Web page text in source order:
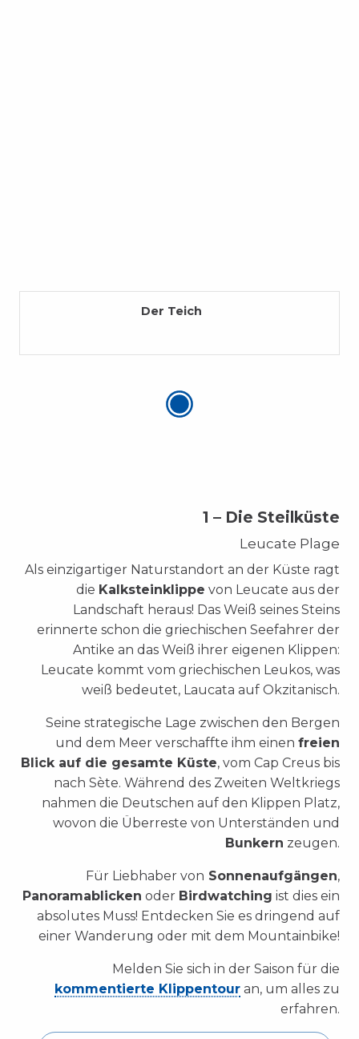
Der Teich
1 – Die Steilküste
Leucate Plage
Als einzigartiger Naturstandort an der Küste ragt
die Kalksteinklippe von Leucate aus der
Landschaft heraus! Das Weiß seines Steins
erinnerte schon die griechischen Seefahrer der
Antike an das Weiß ihrer eigenen Klippen:
Leucate kommt vom griechischen Leukos, was
weiß bedeutet, Laucata auf Okzitanisch.
Seine strategische Lage zwischen den Bergen
und dem Meer verschaffte ihm einen freien
Blick auf die gesamte Küste, vom Cap Creus bis
nach Sète. Während des Zweiten Weltkriegs
nahmen die Deutschen auf den Klippen Platz,
wovon die Überreste von Unterständen und
Bunkern zeugen.
Für Liebhaber von Sonnenaufgängen,
Panoramablicken oder Birdwatching ist dies ein
absolutes Muss! Entdecken Sie es dringend auf
einer Wanderung oder mit dem Mountainbike!
Melden Sie sich in der Saison für die
kommentierte Klippentour an, um alles zu
erfahren.